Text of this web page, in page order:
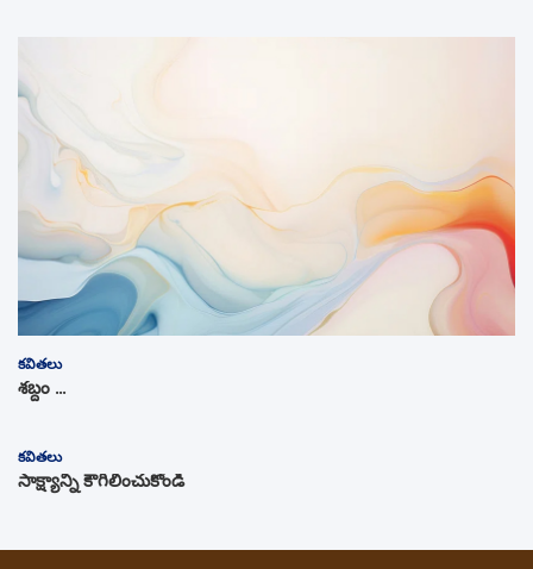
కవితలు
శబ్దం …
కవితలు
సాక్ష్యాన్ని కౌగిలించుకోండి